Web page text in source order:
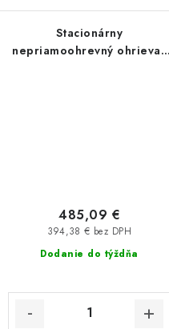
Stacionárny
nepriamoohrevný ohrievač
Dodanie do týždňa
394,38 € bez DPH
485,09 €